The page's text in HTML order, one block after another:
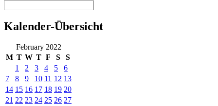
Kalender-Übersicht
February 2022
M T W T F S
S
1
2 3 4 5
6
7
8 9 10 11 12 13
14 15 16 17 18 19 20
21 22 23 24 25 26 27